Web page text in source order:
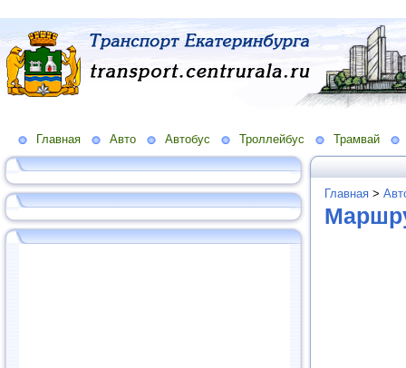
Главная Авто Автобус Троллейбус Трамвай
Главная >